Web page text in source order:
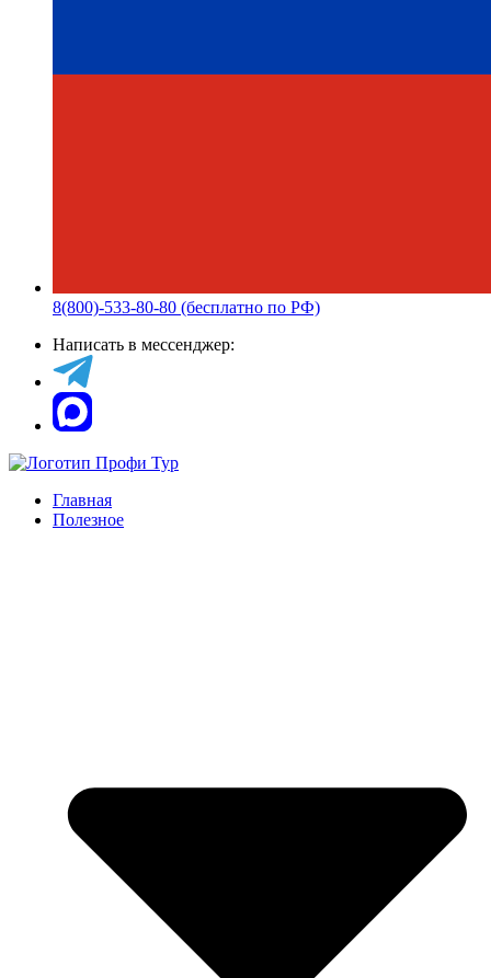
8(800)-533-80-80 (бесплатно по РФ)
Написать в мессенджер:
Главная
Полезное